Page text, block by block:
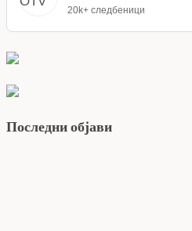
20k+ следбеници
Последни објави